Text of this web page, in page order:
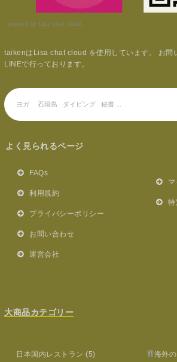
powerd by Lisa chat cloud.
taikenはLisa chat cloud を使用しています。 お問
LINEで行っております。
よく見られるページ
FAQs
利用規約
プライバシーポリシー
お問い合わせ
運営会社
マ
特
大商品カテゴリー
日本国内レストラン (5) 海外